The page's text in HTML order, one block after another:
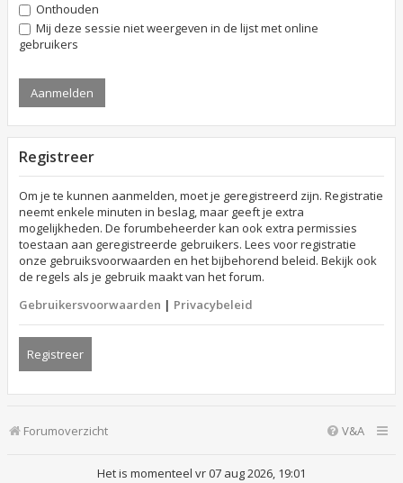
Onthouden
Mij deze sessie niet weergeven in de lijst met online
gebruikers
Registreer
Om je te kunnen aanmelden, moet je geregistreerd zijn. Registratie
neemt enkele minuten in beslag, maar geeft je extra
mogelijkheden. De forumbeheerder kan ook extra permissies
toestaan aan geregistreerde gebruikers. Lees voor registratie
onze gebruiksvoorwaarden en het bijbehorend beleid. Bekijk ook
de regels als je gebruik maakt van het forum.
Gebruikersvoorwaarden | Privacybeleid
Registreer
Forumoverzicht V&A
Het is momenteel vr 07 aug 2026, 19:01